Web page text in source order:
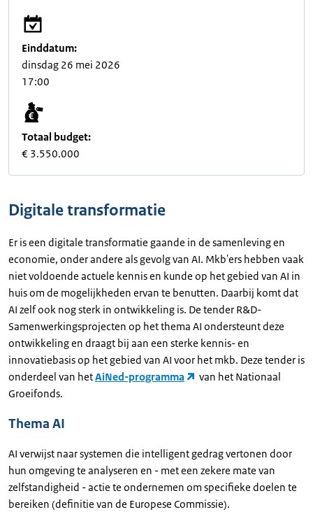
Einddatum:
dinsdag 26 mei 2026
17:00
Totaal budget:
€ 3.550.000
Digitale transformatie
Er is een digitale transformatie gaande in de samenleving en
economie, onder andere als gevolg van AI. Mkb'ers hebben vaak
niet voldoende actuele kennis en kunde op het gebied van AI in
huis om de mogelijkheden ervan te benutten. Daarbij komt dat
AI zelf ook nog sterk in ontwikkeling is. De tender R&D-
Samenwerkingsprojecten op het thema AI ondersteunt deze
ontwikkeling en draagt bij aan een sterke kennis- en
innovatiebasis op het gebied van AI voor het mkb. Deze tender is
onderdeel van hetAiNed-programma
van het Nationaal
Groeifonds.
Thema AI
AI verwijst naar systemen die intelligent gedrag vertonen door
hun omgeving te analyseren en - met een zekere mate van
zelfstandigheid - actie te ondernemen om specifieke doelen te
bereiken (definitie van de Europese Commissie).